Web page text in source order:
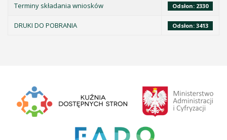
Terminy składania wniosków Odsłon: 2330
DRUKI DO POBRANIA Odsłon: 3413